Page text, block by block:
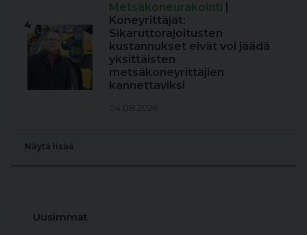
4
Metsäkoneurakointi |
Koneyrittäjät:
Sikaruttorajoitusten
kustannukset eivät voi jäädä
yksittäisten
metsäkoneyrittäjien
kannettaviksi
04.08.2026
Näytä lisää
Uusimmat